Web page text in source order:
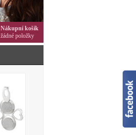
Nákupní košík
žádné položky